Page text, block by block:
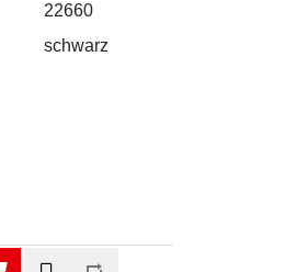
22660
schwarz